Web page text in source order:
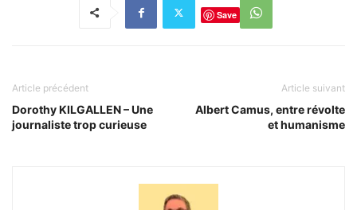
Save
Article précédent
Dorothy KILGALLEN – Une
journaliste trop curieuse
Article suivant
Albert Camus, entre révolte
et humanisme